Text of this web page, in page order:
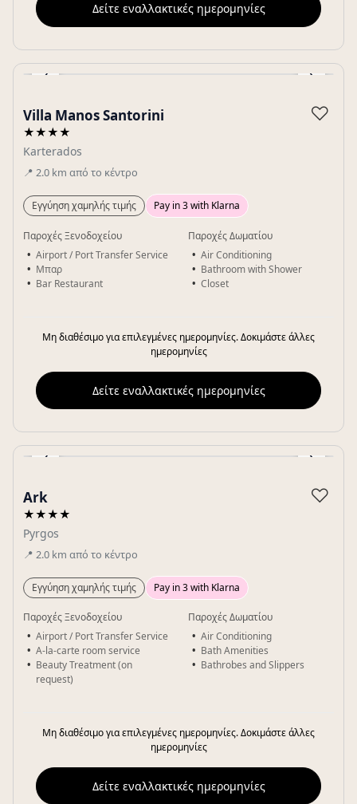
Δείτε εναλλακτικές ημερομηνίες
‹ ›
Villa Manos Santorini
★★★★
Karterados
📍 2.0 km από το κέντρο
♡
Εγγύηση χαμηλής τιμής Pay in 3 with Klarna
Παροχές Ξενοδοχείου
Airport / Port Transfer Service
Μπαρ
Bar Restaurant
Παροχές Δωματίου
Air Conditioning
Bathroom with Shower
Closet
Μη διαθέσιμο για επιλεγμένες ημερομηνίες. Δοκιμάστε άλλες
ημερομηνίες
Δείτε εναλλακτικές ημερομηνίες
‹ ›
Ark
★★★★
Pyrgos
📍 2.0 km από το κέντρο
♡
Εγγύηση χαμηλής τιμής Pay in 3 with Klarna
Παροχές Ξενοδοχείου
Airport / Port Transfer Service
A-la-carte room service
Beauty Treatment (on
request)
Παροχές Δωματίου
Air Conditioning
Bath Amenities
Bathrobes and Slippers
Μη διαθέσιμο για επιλεγμένες ημερομηνίες. Δοκιμάστε άλλες
ημερομηνίες
Δείτε εναλλακτικές ημερομηνίες